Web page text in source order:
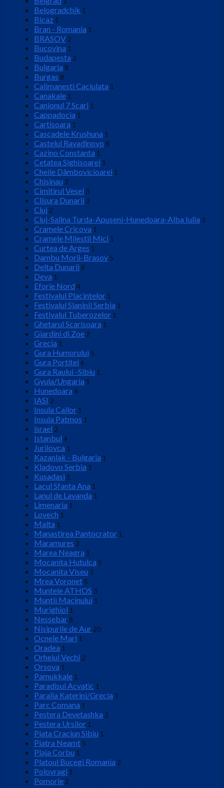
Belogradchik 1
Bicaz 1
Bran - Romania 1
BRASOV 2
Bucovina 1
Budapesta 2
Bulgaria 8
Burgas 8
Calimanesti Caciulata 1
Canakale 1
Canionul 7 Scari 1
Cappadocia 1
Cartisoara 1
Cascadele Krushuna 1
Castelul Ravadinovo 8
Cazino Constanta 1
Cetatea Sighisoarei 1
Cheile Dâmbovicioarei 1
Chisinau 2
Cimitirul Vesel 3
Clisura Dunarii 3
Cluj 2
Cluj-Salina Turda-Apuseni-Hunedoara-Alba Iulia 3
Cramele Cricova 1
Cramele Milestii Mici 1
Curtea de Arges 1
Dambu Morii-Brasov 5
Delta Dunarii 8
Deva 1
Eforie Nord 4
Festivalul Placintelor 1
Festivalul Slaninii Serbia 1
Festivalul Tuberozelor 1
Ghetarul Scarisoara 1
Giardini di Zoe 2
Grecia 1
Gura Humorului 5
Gura Portitei 6
Gura Raului -Sibiu 1
Gyula/Ungaria 1
Hunedoara 4
IASI 2
Insula Cailor 1
Insula Patmos 1
israel 2
Istanbul 4
Jurilovca 1
Kazanlak - Bulgaria 1
Kladovo Serbia 1
Kusadasi 1
Lacul Sfanta Ana 1
Lanul de Lavanda 1
Limenaria 1
Lovech 1
Malta 1
Manastirea Pantocrator 1
Maramures 3
Marea Neagra 1
Mocanita Hutulca 5
Mocanita Viseu 3
Mrea Voronet 5
Muntele ATHOS 3
Muntii Macinului 1
Murighiol 1
Nessebar 8
Nisipurile de Aur 20
Ocnele Mari 1
Oradea 1
Orheiul Vechi 2
Orsova 1
Pamukkale 1
Paradisul Acvatic 1
Paralia Katerini/Grecia 1
Parc Comana 1
Pestera Devetashka 2
Pestera Ursilor 1
Piata Craciun Sibiu 1
Piatra Neamt 5
Plaja Corbu 1
Platoul Bucegi Romania 2
Polovragi 1
Pomorie 2